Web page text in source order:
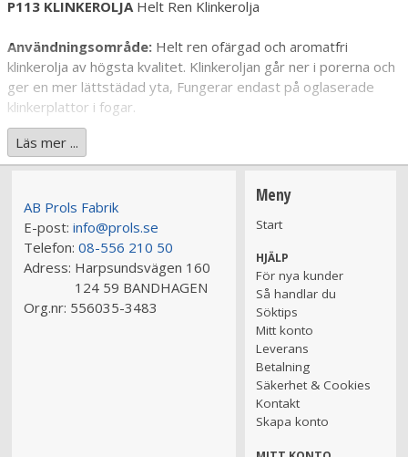
P113 KLINKEROLJAHelt Ren Klinkerolja
Användningsområde: Helt ren ofärgad och aromatfri
klinkerolja av högsta kvalitet. Klinkeroljan går ner i porerna och
ger en mer lättstädad yta, Fungerar endast på oglaserade
klinkerplattor i fogar.
Dosering:Använd som koncentrat.
Behandla plattorna vid behov efter ca. 2-3
ggr per år.
Varufakta:Innehåller: Alkaner C10-C13. Densitet: 0,75 kg/l
pH: - Viskositet: 1,9 cP
Signalord: Fara
Klassificering:H304, EUH066 Asp. Tox. 1.
Kan vara dödligt vid förtäring om
det kommer ner i luftvägarna. Upprepad kontakt kan ge torr
Ej klassificerat som brandfarligt,
Läs mer ...
AB Prols Fabrik
E-post: info@prols.se
Telefon: 08-556 210 50
Adress: Harpsundsvägen 160
124 59 BANDHAGEN
Org.nr: 556035-3483
Meny
Start
HJÄLP
För nya kunder
Så handlar du
Söktips
Mitt konto
Leverans
Betalning
Säkerhet & Cookies
Kontakt
Skapa konto